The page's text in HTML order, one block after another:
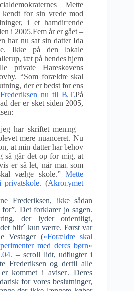
Mette
kendt for sin vrede mod
i et hamdirrende
i 2005.Fem år er gået –
har nu sat sin datter Ida
Ikke på den lokale
tæt på hendes hjem
Hareskovens
“Som forældre skal
der er bedst for ens
nu til B.T.På
der er sket siden 2005,
har skriftet mening –
mere nuanceret. Nu
at min datter har behov
så går det op for mig, at
er så let, når man som
vælge skole.”Mette
privatskole. (Akronymet
Frederiksen, ikke sådan
Det forklarer jo sagen.
der lyder ordentligt,
blir´ kun værre. Først var
Vestager (»Forældre skal
med deres børn«
– scroll lidt, udflugter i
Frederiksen og dertil alle
kommet i avisen. Deres
for vores beslutninger,